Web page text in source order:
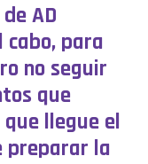
AD
cabo, para
no seguir
que
llegue el
preparar la